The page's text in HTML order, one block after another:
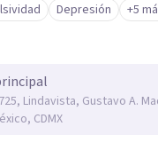
Depresión +5
Lindavista, Gustavo A.
CDMX